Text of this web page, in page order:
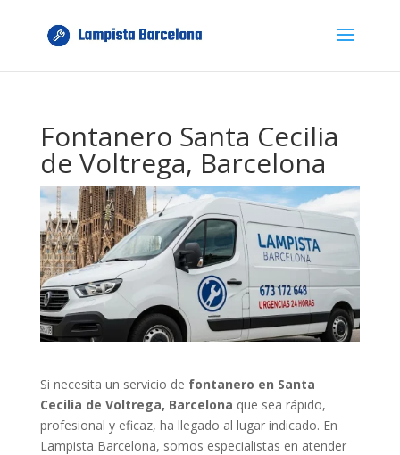
Fontanero Santa Cecilia
de Voltrega, Barcelona
Si necesita un servicio de fontanero en Santa
Cecilia de Voltrega, Barcelona que sea rápido,
profesional y eficaz, ha llegado al lugar indicado. En
Lampista Barcelona, somos especialistas en atender